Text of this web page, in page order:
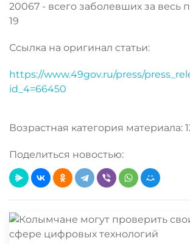
20067 - всего заболевших за весь
19
Ссылка на оригинал статьи:
https://www.49gov.ru/press/
id_4=66450
Возрастная категория материала:
Поделиться новостью: